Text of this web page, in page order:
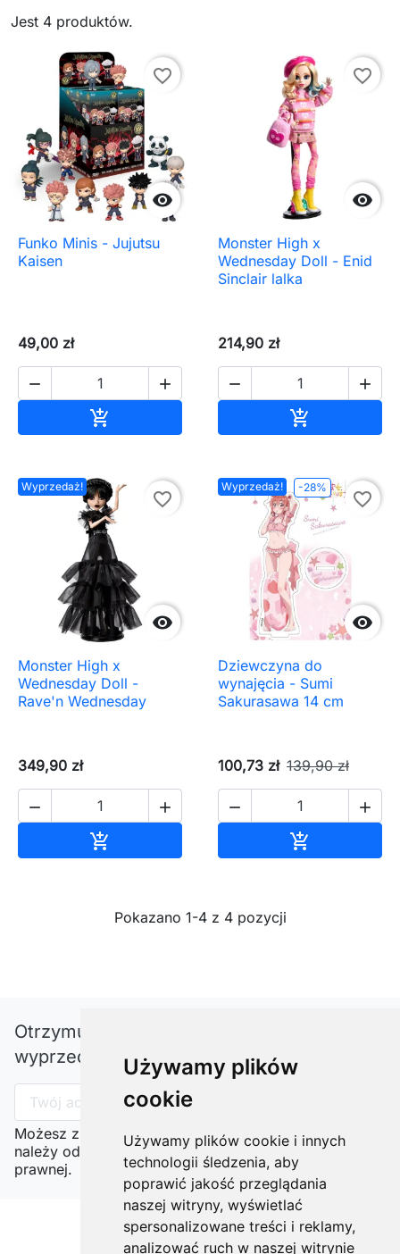
Używamy plików
cookie
Używamy plików cookie i innych
technologii śledzenia, aby
poprawić jakość przeglądania
naszej witryny, wyświetlać
spersonalizowane treści i reklamy,
analizować ruch w naszej witrynie
Jest 4 produktów.

favorite_border
Funko Minis - Jujutsu
Kaisen
49,00 zł
 


favorite_border
Monster High x
Wednesday Doll - Enid
Sinclair lalka
214,90 zł
 

Wyprzedaż!

favorite_border
Monster High x
Wednesday Doll -
Rave'n Wednesday
349,90 zł
 

Wyprzedaż! -28%

favorite_border
Dziewczyna do
wynajęcia - Sumi
Sakurasawa 14 cm
100,73 zł 139,90 zł
 

Pokazano 1-4 z 4 pozycji
Otrzymuj informację o nowościach i
wyprzedażach
Możesz zrezygnować w każdej chwili. W tym celu
należy odnaleźć szczegóły w naszej informacji
prawnej.